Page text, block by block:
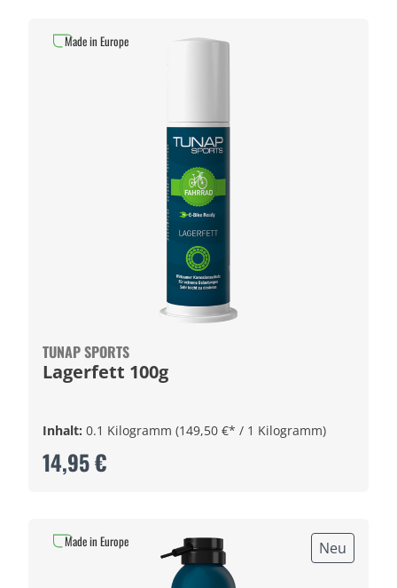
TUNAP SPORTS
Lagerfett 100g
Inhalt: 0.1 Kilogramm (149,50 €* / 1 Kilogramm)
14,95 €
Made in Europe
Neu
Made in Europe